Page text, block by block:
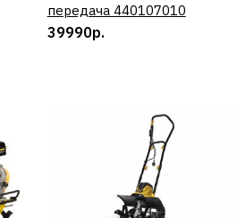
передача 440107010
39990р.